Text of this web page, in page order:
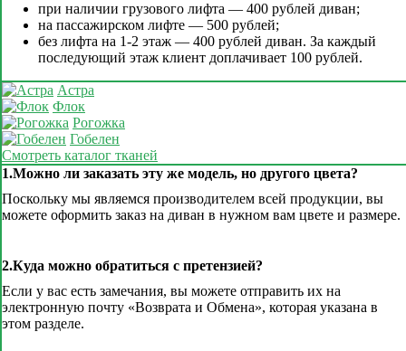
при наличии грузового лифта — 400 рублей диван;
на пассажирском лифте — 500 рублей;
без лифта на 1-2 этаж — 400 рублей диван. За каждый
последующий этаж клиент доплачивает 100 рублей.
Астра
Флок
Рогожка
Гобелен
Смотреть каталог тканей
1.Можно ли заказать эту же модель, но другого цвета?
Поскольку мы являемся производителем всей продукции, вы
можете оформить заказ на диван в нужном вам цвете и размере.
2.Куда можно обратиться с претензией?
Если у вас есть замечания, вы можете отправить их на
электронную почту «Возврата и Обмена», которая указана в
этом разделе.